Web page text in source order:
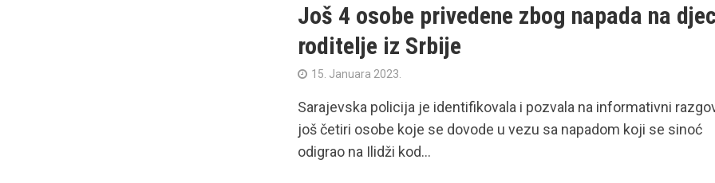
Još 4 osobe privedene zbog napada na
roditelje iz Srbije
15. Januara 2023.
Sarajevska policija je identifikovala i pozvala na informativni
još četiri osobe koje se dovode u vezu sa napadom koji se sinoć
odigrao na Ilidži kod...